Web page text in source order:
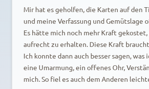
Mir hat es geholfen, die Karten auf den
und meine Verfassung und Gemütslage
Es hätte mich noch mehr Kraft gekostet,
aufrecht zu erhalten. Diese Kraft
Ich konnte dann auch besser sagen, was
eine Umarmung, ein offenes Ohr,
mich. So fiel es auch dem Anderen